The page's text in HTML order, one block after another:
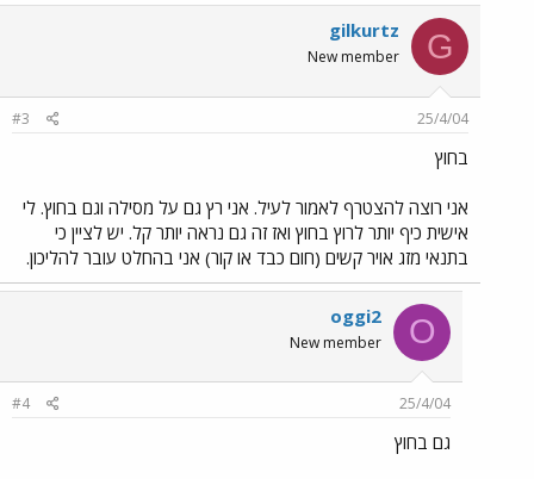
G
gilkurtz
New member
25/4/04
#3
בחוץ
אני רוצה להצטרף לאמור לעיל. אני רץ גם על מסילה וגם בחוץ. לי
אישית כיף יותר לרוץ בחוץ ואז זה גם נראה יותר קל. יש לציין כי
בתנאי מזג אויר קשים (חום כבד או קור) אני בהחלט עובר להליכון.
O
oggi2
New member
25/4/04
#4
גם בחוץ